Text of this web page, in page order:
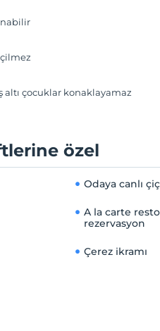
altı çocuklar konaklayamaz
özel
Odaya canlı
A la carte
rezervasyon
Çerez ikramı